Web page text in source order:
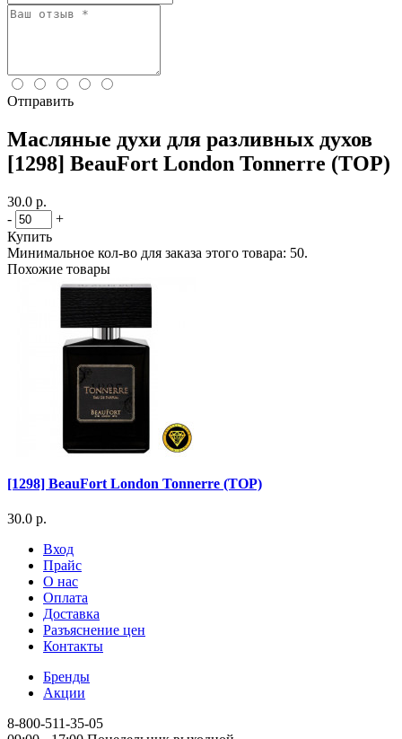
Отправить
Масляные духи для разливных духов
[1298] BeauFort London Tonnerre (TOP)
30.0 р.
-
+
Купить
Минимальное кол-во для заказа этого товара: 50.
Похожие товары
[1298] BeauFort London Tonnerre (TOP)
30.0 р.
Вход
Прайс
О нас
Оплата
Доставка
Разъяснение цен
Контакты
Бренды
Акции
8-800-511-35-05